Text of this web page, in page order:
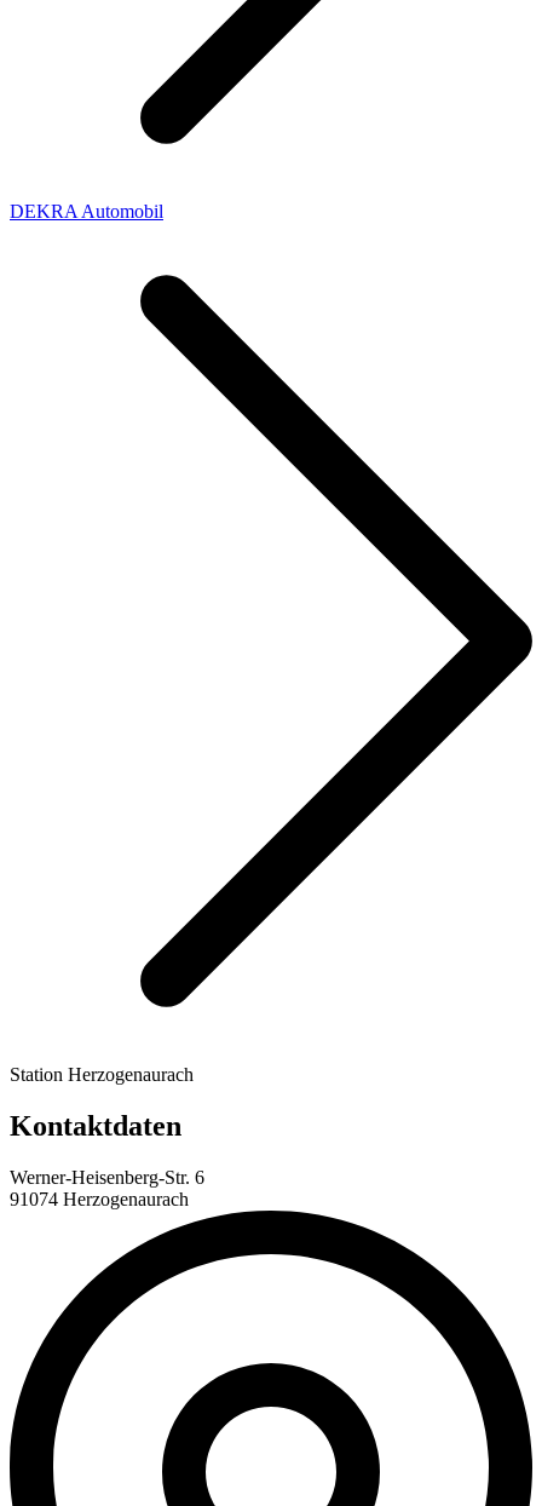
DEKRA Automobil
Station Herzogenaurach
Kontaktdaten
Werner-Heisenberg-Str. 6
91074 Herzogenaurach